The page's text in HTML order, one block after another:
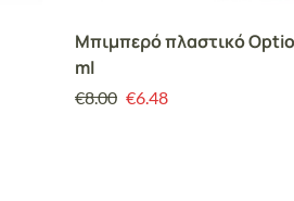
Μπιμπερό πλαστικό
ml
€8.00 €6.48